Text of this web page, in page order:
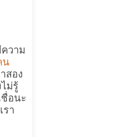
วาม
น
สอง
ม่รู้
ชื่อนะ
รา